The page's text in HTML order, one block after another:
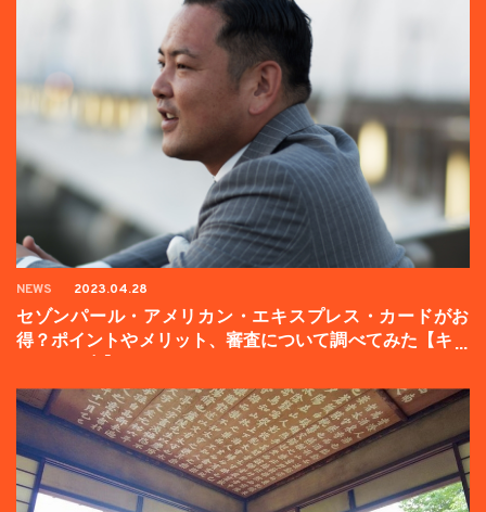
NEWS 2023.04.28
セゾンパール・アメリカン・エキスプレス・カードがお
得？ポイントやメリット、審査について調べてみた【キャ